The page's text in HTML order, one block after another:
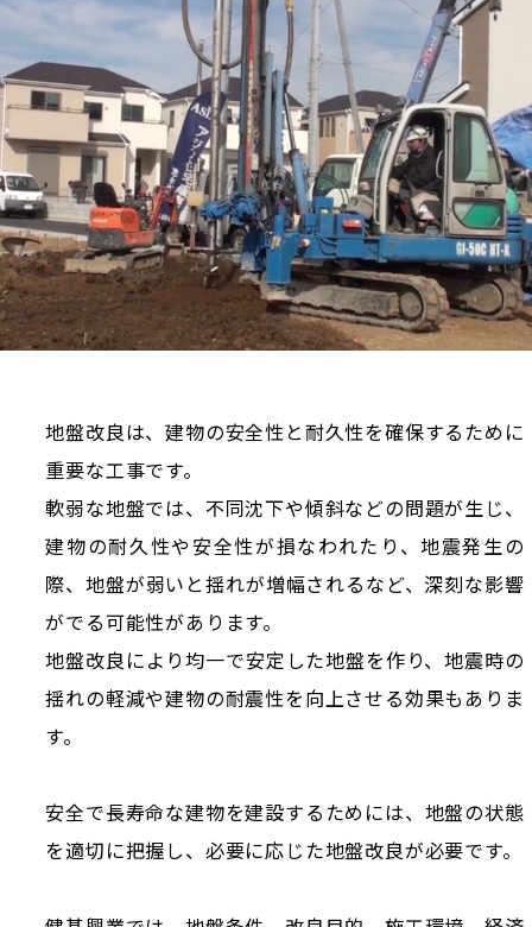
地盤改良は、建物の安全性と耐久性を確保するために
重要な工事です。
軟弱な地盤では、不同沈下や傾斜などの問題が生じ、
建物の耐久性や安全性が損なわれたり、地震発生の
際、地盤が弱いと揺れが増幅されるなど、深刻な影響
がでる可能性があります。
地盤改良により均一で安定した地盤を作り、地震時の
揺れの軽減や建物の耐震性を向上させる効果もありま
す。
安全で長寿命な建物を建設するためには、地盤の状態
を適切に把握し、必要に応じた地盤改良が必要です。